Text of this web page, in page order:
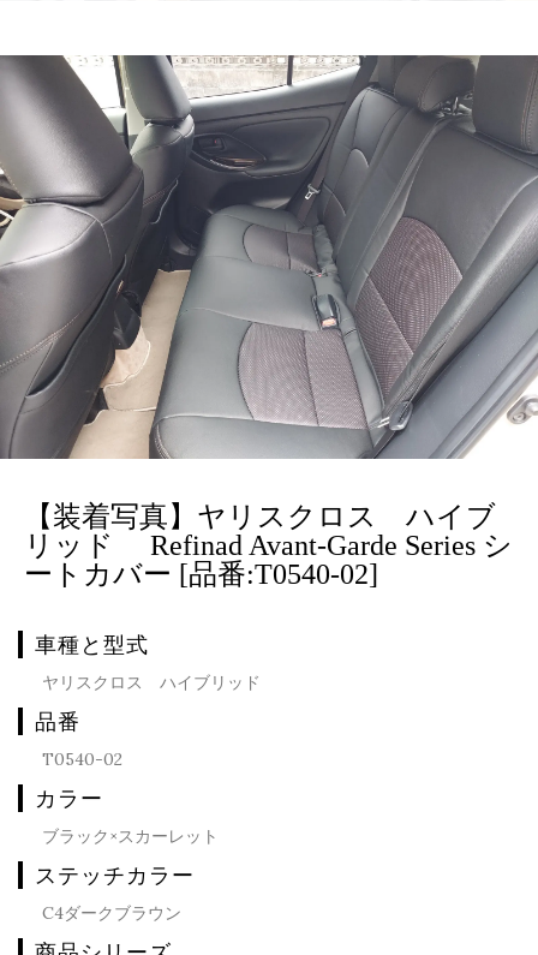
【装着写真】ヤリスクロス ハイブ
リッド Refinad Avant-Garde Series シ
ートカバー [品番:T0540-02]
車種と型式
ヤリスクロス ハイブリッド
品番
T0540-02
カラー
ブラック×スカーレット
ステッチカラー
C4ダークブラウン